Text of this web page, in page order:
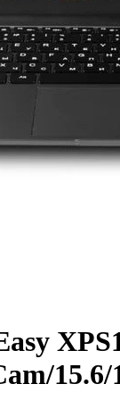
­15.6/­